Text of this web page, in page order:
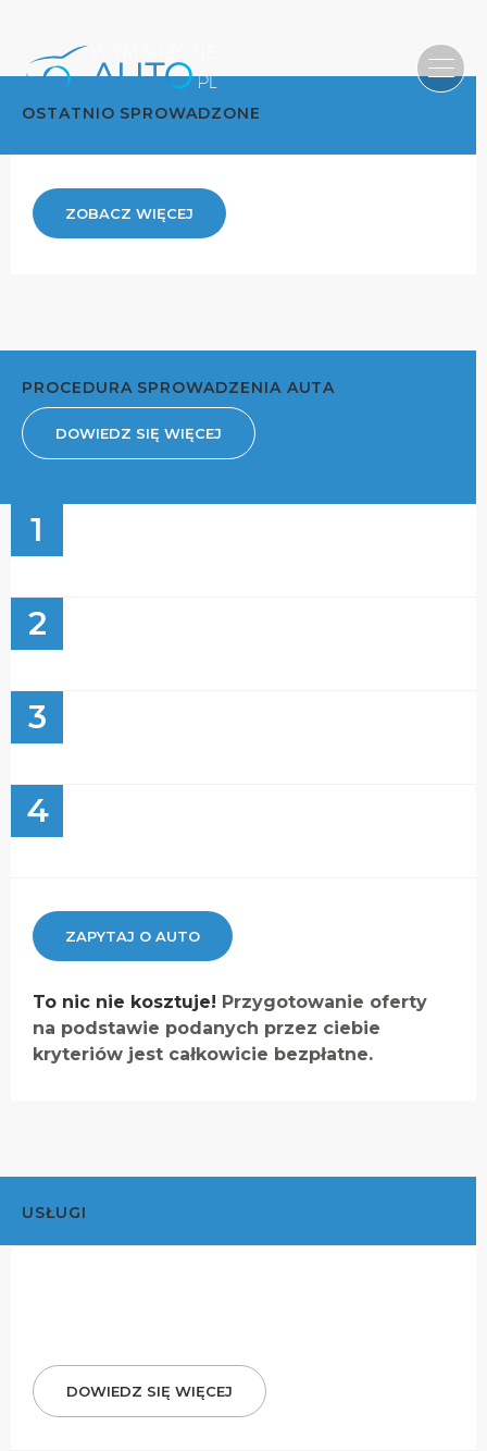
OSTATNIO SPROWADZONE
ZOBACZ WIĘCEJ
PROCEDURA SPROWADZENIA AUTA
DOWIEDZ SIĘ WIĘCEJ
1
2
3
4
ZAPYTAJ O AUTO
To nic nie kosztuje! Przygotowanie oferty
na podstawie podanych przez ciebie
kryteriów jest całkowicie bezpłatne.
USŁUGI
DOWIEDZ SIĘ WIĘCEJ